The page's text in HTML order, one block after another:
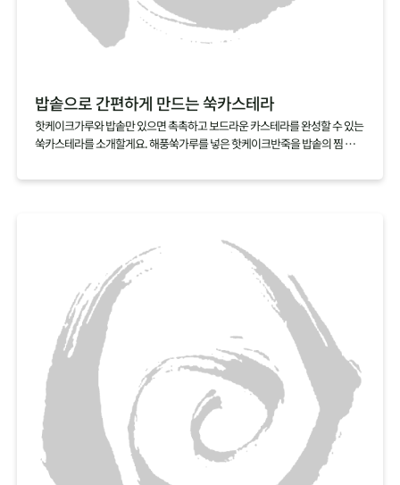
밥솥으로 간편하게 만드는 쑥카스테라
핫케이크가루와 밥솥만 있으면 촉촉하고 보드라운 카스테라를 완성할 수 있는
쑥카스테라를 소개할게요. 해풍쑥가루를 넣은 핫케이크반죽을 밥솥의 찜 기능
아주는 건 물론, 쑥을 잘 먹지 않는 아이들에게 쑥을 맛볼 수 있게 할 수 있으니